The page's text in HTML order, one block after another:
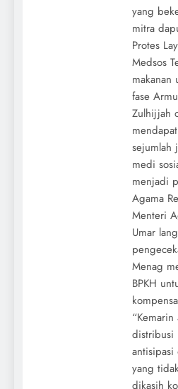
yang
mitra
Protes
Medsos
makanan
fase
Zulhijjah
sejumlah
medi
menjadi
Agama
Menteri
Umar
Menag
BPKH
distribusi
antisipasi
yang
dikasih